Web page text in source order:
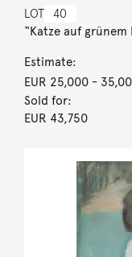
LOT 40
“Katze auf grünem
Estimate:
EUR 25,000-
Sold for:
EUR 43,750